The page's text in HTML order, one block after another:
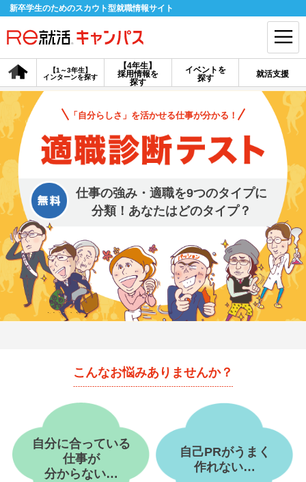
新卒学生のためのスカウト型就職情報サイト
【4年生】
採用情報を
探す
【1～3年生】
インターンを探す
イベントを
探す
就活支援
会員登録 ログイン
会員ID・パスワードを忘れた方はこちら
探す
【4年生】
採用情報を探す
【4年生】
説明会を探す
【1～3年生】
インターンを探す
イベントを探す スカウト お知らせ
就活ノウハウ・サポート
適職診断
あなたに合う仕事を診断！
就活チャンネル
動画で対策講座をチェック
就活ニュースペーパー
就活時事ニュースを更新 不明点があればこちら
「自分らしさ」を活かせる仕事が分かる！
仕事の強み・適職を9つのタイプに
分類！あなたはどのタイプ？
こんなお悩みありませんか？
自分に合っている
仕事が
分からない…
自己PRがうまく
作れない…